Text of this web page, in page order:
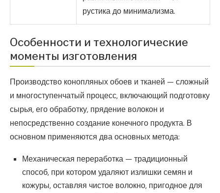
рустика до минимализма.
Особенности и технологические
моменты изготовления
Производство конопляных обоев и тканей — сложный
и многоступенчатый процесс, включающий подготовку
сырья, его обработку, прядение волокон и
непосредственно создание конечного продукта. В
основном применяются два основных метода:
Механическая переработка — традиционный
способ, при котором удаляют излишки семян и
кожуры, оставляя чистое волокно, пригодное для